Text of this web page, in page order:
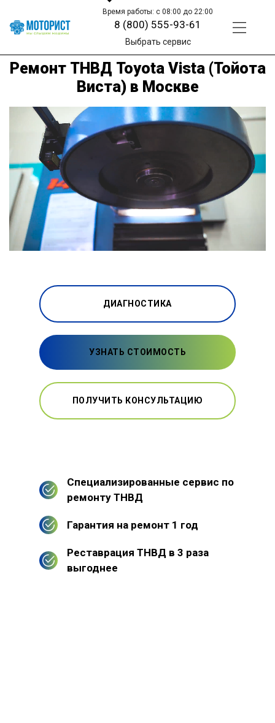
Время работы: с 08:00 до 22:00
8 (800) 555-93-61
Выбрать сервис
Ремонт ТНВД Toyota Vista (Тойота
Виста) в Москве
ДИАГНОСТИКА
УЗНАТЬ СТОИМОСТЬ
ПОЛУЧИТЬ КОНСУЛЬТАЦИЮ
Специализированные сервис по
ремонту ТНВД
Гарантия на ремонт 1 год
Реставрация ТНВД в 3 раза
выгоднее